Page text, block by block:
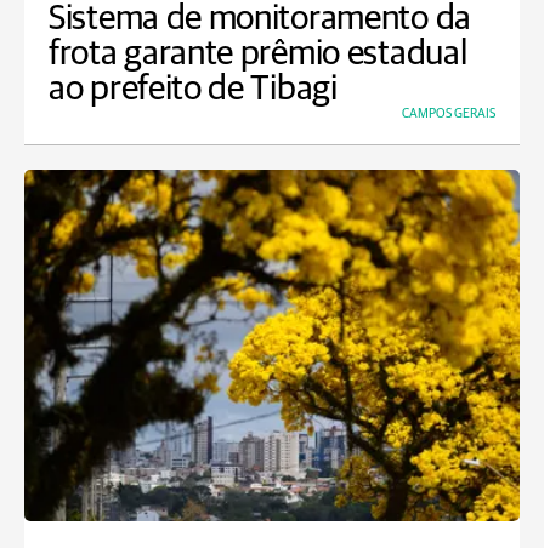
Sistema de monitoramento da
frota garante prêmio estadual
ao prefeito de Tibagi
CAMPOS GERAIS